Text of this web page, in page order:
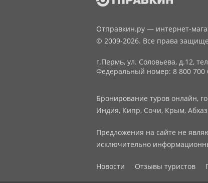
Отправкин.ру — интернет-
© 2009-2026. Все права
г.Пермь, ул. Соловьева, д.12,
Федеральный номер: 8 800 700
Бронирование туров онлайн,
Индия, Кипр, Сочи, Крым,
Предложения на сайте не
исключительно
Новости Отзывы туристов